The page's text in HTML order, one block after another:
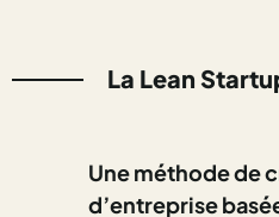
La Lean
Uneméthode de
d’entreprise